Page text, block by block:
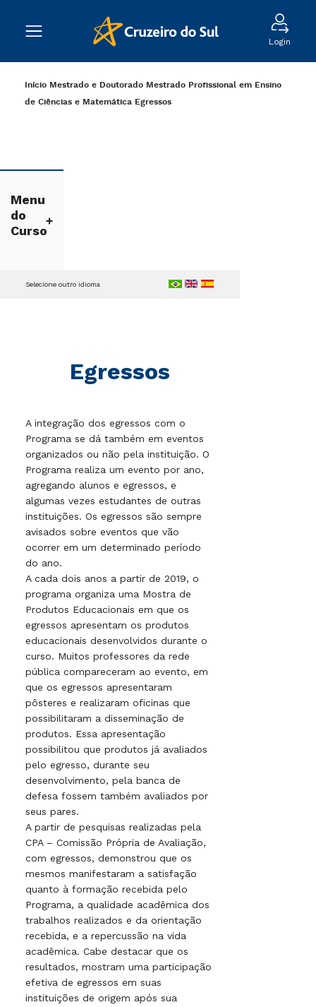
Login
Início Mestrado e Doutorado Mestrado Profissional em Ensino
de Ciências e Matemática Egressos
Menu
do
Curso
Egressos
Selecione outro idioma
A integração dos egressos com o
Programa se dá também em eventos
organizados ou não pela instituição. O
Programa realiza um evento por ano,
agregando alunos e egressos, e
algumas vezes estudantes de outras
instituições. Os egressos são sempre
avisados sobre eventos que vão
ocorrer em um determinado período
do ano.
A cada dois anos a partir de 2019, o
programa organiza uma Mostra de
Produtos Educacionais em que os
egressos apresentam os produtos
educacionais desenvolvidos durante o
curso. Muitos professores da rede
pública compareceram ao evento, em
que os egressos apresentaram
pôsteres e realizaram oficinas que
possibilitaram a disseminação de
produtos. Essa apresentação
possibilitou que produtos já avaliados
pelo egresso, durante seu
desenvolvimento, pela banca de
defesa fossem também avaliados por
seus pares.
A partir de pesquisas realizadas pela
CPA – Comissão Própria de Avaliação,
com egressos, demonstrou que os
mesmos manifestaram a satisfação
quanto à formação recebida pelo
Programa, a qualidade acadêmica dos
trabalhos realizados e da orientação
recebida, e a repercussão na vida
acadêmica. Cabe destacar que os
resultados, mostram uma participação
efetiva de egressos em suas
instituições de origem após sua